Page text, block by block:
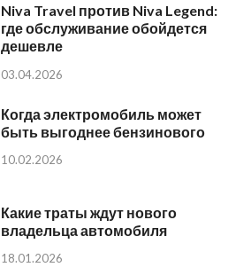
Niva Travel против Niva Legend:
где обслуживание обойдется
дешевле
03.04.2026
Когда электромобиль может
быть выгоднее бензинового
10.02.2026
Какие траты ждут нового
владельца автомобиля
18.01.2026